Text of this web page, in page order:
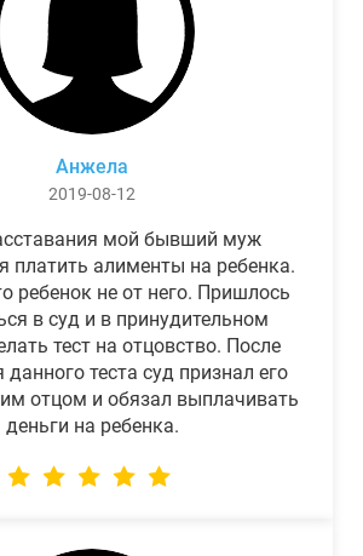
Анжела
2019-08-12
мой бывший муж
платить алименты на ребенка.
ребенок не от него. Пришлось
в суд и в принудительном
тест на отцовство. После
данного теста суд признал его
отцом и обязал выплачивать
деньги на ребенка.